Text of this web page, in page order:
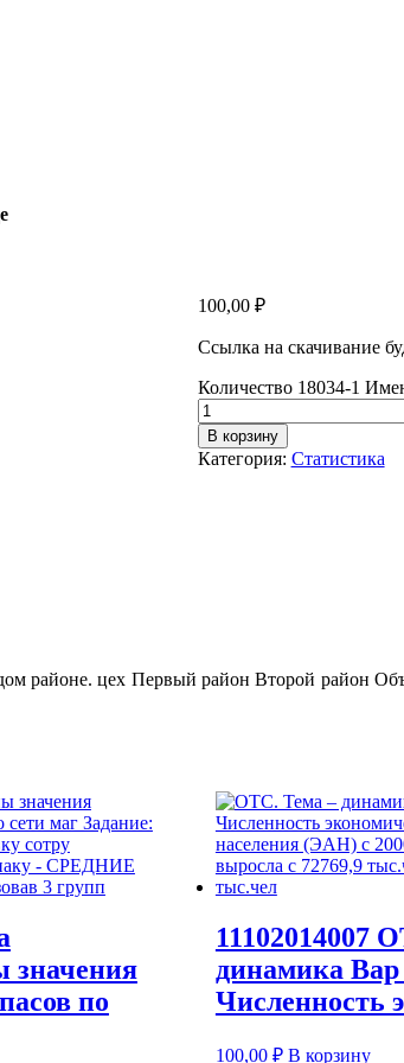
100,00 ₽
Ссылка на скачивание
Количество 18034-1
В корзину
Категория: Статистика
районе. цех Первый район Второй район
значения
по
11102014007
динамика Вар
Численность
100,00 ₽ В корзину